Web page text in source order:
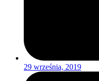
29 września, 2019